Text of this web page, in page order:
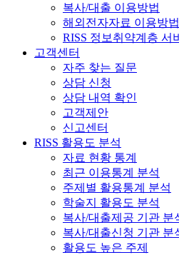
복사/대출 이용방법
해외전자자료 이용방법
RISS 정보취약계층 서
고객센터
자주 찾는 질문
상담 신청
상담 내역 확인
고객제안
신고센터
RISS 활용도 분석
자료 현황 통계
최근 이용통계 분석
주제별 활용통계 분석
학술지 활용도 분석
복사/대출제공 기관 분
복사/대출신청 기관 분
활용도 높은 주제